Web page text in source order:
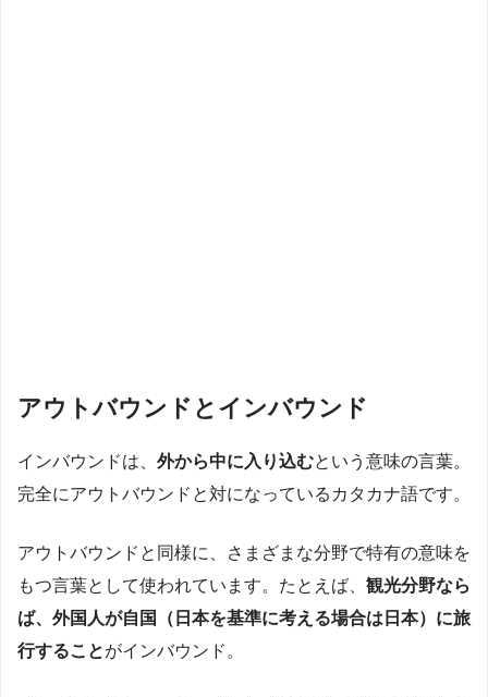
アウトバウンドとインバウンド
インバウンドは、 外から中に入り込むという意味の言葉。
完全にアウトバウンドと対になっているカタカナ語です。
アウトバウンドと同様に、さまざまな分野で特有の意味を
もつ言葉として使われています。たとえば、 観光分野なら
ば、外国人が自国（日本を基準に考える場合は日本）に旅
行することがインバウンド。